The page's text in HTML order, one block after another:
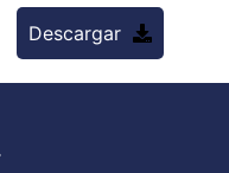
Descargar